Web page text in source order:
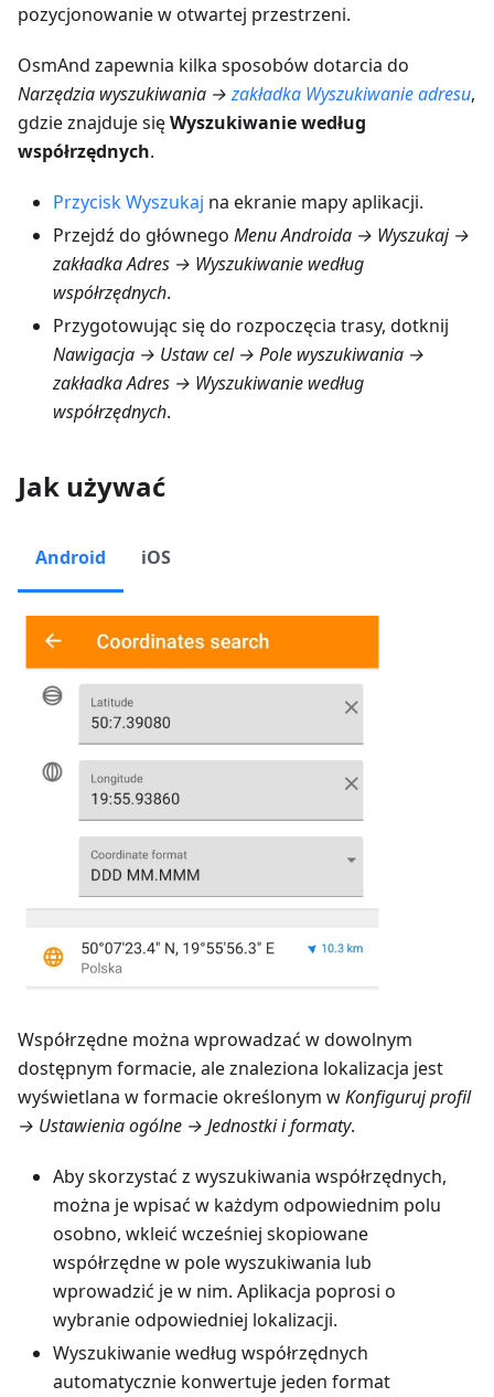
pozycjonowanie w otwartej przestrzeni.
OsmAnd zapewnia kilka sposobów dotarcia do
Narzędzia wyszukiwania →zakładka Wyszukiwanie adresu,
gdzie znajduje sięWyszukiwanie według
współrzędnych.
Przycisk Wyszukaj na ekranie mapy aplikacji.
Przejdź do głównego Menu Androida → Wyszukaj →
zakładka Adres → Wyszukiwanie według
współrzędnych.
Przygotowując się do rozpoczęcia trasy, dotknij
Nawigacja → Ustaw cel → Pole wyszukiwania →
zakładka Adres → Wyszukiwanie według
współrzędnych.
Jak używać
Android iOS
Współrzędne można wprowadzać w dowolnym
dostępnym formacie, ale znaleziona lokalizacja jest
wyświetlana w formacie określonym wKonfiguruj profil
→ Ustawienia ogólne → Jednostki i formaty.
Aby skorzystać z wyszukiwania współrzędnych,
można je wpisać w każdym odpowiednim polu
osobno, wkleić wcześniej skopiowane
współrzędne w pole wyszukiwania lub
wprowadzić je w nim. Aplikacja poprosi o
wybranie odpowiedniej lokalizacji.
Wyszukiwanie według współrzędnych
automatycznie konwertuje jeden format